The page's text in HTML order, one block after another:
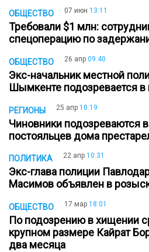
ОБЩЕСТВО 07 июн 13:11
Требовали $1 млн:
спецоперацию по
ОБЩЕСТВО 26 апр 09:40
Экс-начальник местной
Шымкенте подозревается
РЕГИОНЫ 25 апр 10:19
Чиновники подозреваются
постояльцев дома
ПОЛИТИКА 22 апр 10:31
Экс-глава полиции
Масимов объявлен в
ОБЩЕСТВО 17 мар 18:01
По подозрению в хищении
крупном размере Кайрат
два месяца